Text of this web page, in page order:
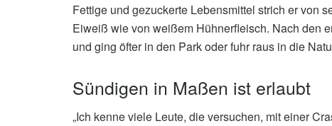
Fettige und gezuckerte Lebensmittel strich er von
Eiweiß wie von weißem Hühnerfleisch. Nach den
und ging öfter in den Park oder fuhr raus in die
Sündigen in Maßen ist erlaubt
„Ich kenne viele Leute, die versuchen, mit einer